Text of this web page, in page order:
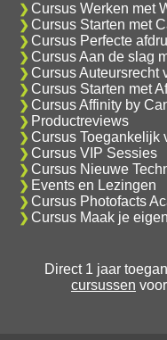
Cursus Werken met
Cursus Starten met
Cursus Perfecte
Cursus Aan de slag
Cursus Auteursrecht
Cursus Starten met
Cursus Affinity by
Productreviews
Cursus Toegankelijk
Cursus VIP Sessies
Cursus Nieuwe
Events en Lezingen
Cursus Photofacts
Cursus Maak je
Direct 1 jaar
cursussen voor